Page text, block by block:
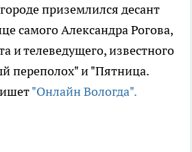
приземлился десант
самого Александра Рогова,
и телеведущего, известного
переполох" и "Пятница.
"Онлайн Вологда".